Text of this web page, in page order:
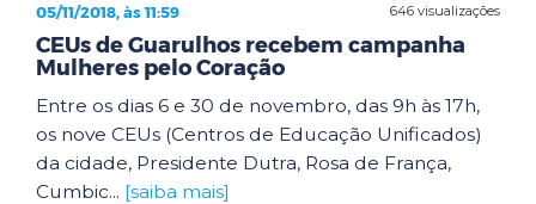
646 visualizações
05/11/2018, às 11:59
CEUs de Guarulhos recebem campanha
Mulheres pelo Coração
Entre os dias 6 e 30 de novembro, das 9h às 17h,
os nove CEUs (Centros de Educação Unificados)
da cidade, Presidente Dutra, Rosa de França,
Cumbic... [saiba mais]